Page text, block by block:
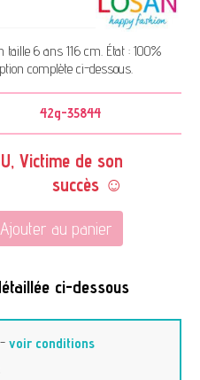
taille 6 ans 116 cm. État : 100%
complète ci-dessous.
42g-35844
Victime de son
succès ☺
Ajouter au panier
ci-dessous
-voir conditions